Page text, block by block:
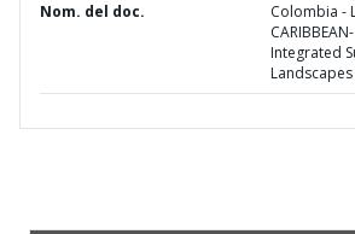
Nom. del doc.
Colombia -
Integrated